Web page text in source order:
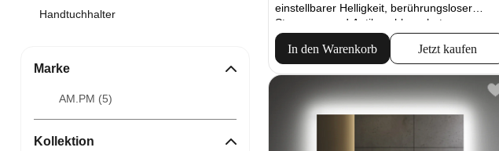
Handtuchhalter
Marke
AM.PM (5)
Kollektion
einstellbarer Helligkeit, berührungsloser
Steuerung und Antibeschlagschutz.
In den Warenkorb Jetzt kaufen